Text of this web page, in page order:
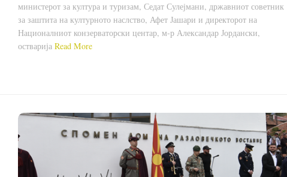
министерот за култура и туризам, Седат Сулејмани, државниот советник
за заштита на културното наслство, Афет Јашари и директорот на
Националниот конзерваторски центар, м-р Александар Јордански,
остварија Read More